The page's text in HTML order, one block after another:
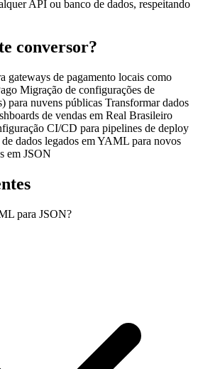
API ou banco de dados, respeitando
conversor?
gateways de pagamento locais como
Migração de configurações de
para nuvens públicas Transformar dados
de vendas em Real Brasileiro
CI/CD para pipelines de deploy
dados legados em YAML para novos
em JSON
para JSON?